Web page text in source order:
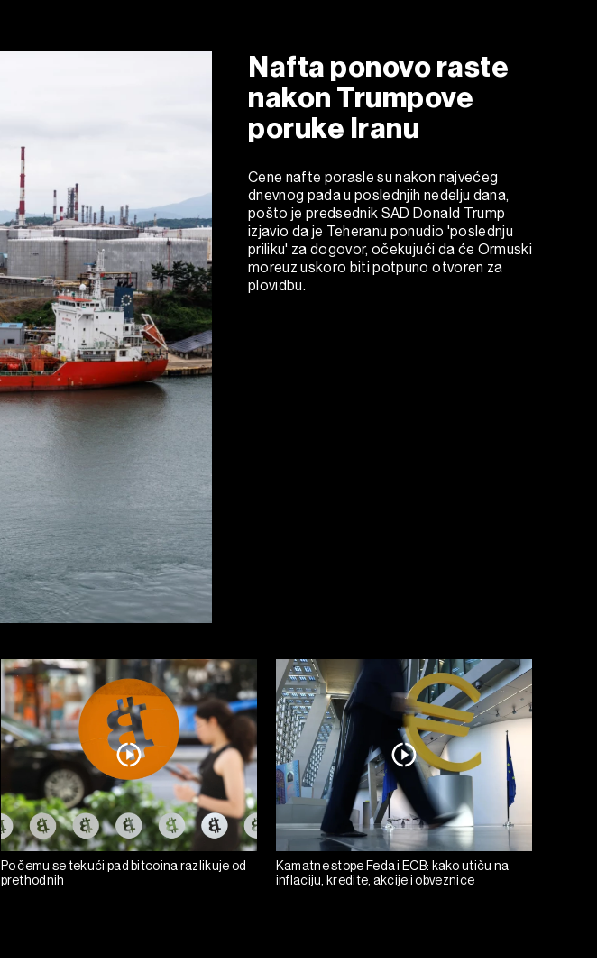
Nafta ponovo raste
nakon Trumpove
poruke Iranu
Cene nafte porasle su nakon najvećeg
dnevnog pada u poslednjih nedelju dana,
pošto je predsednik SAD Donald Trump
izjavio da je Teheranu ponudio 'poslednju
priliku' za dogovor, očekujući da će Ormuski
moreuz uskoro biti potpuno otvoren za
plovidbu.
Po čemu se tekući pad bitcoina razlikuje od
prethodnih
Kamatne stope Feda i ECB: kako utiču na
inflaciju, kredite, akcije i obveznice